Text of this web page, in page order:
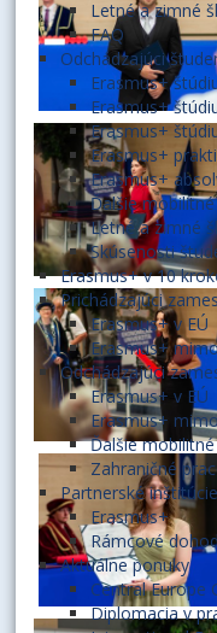
Letné a zimné
FAQ
Odchádzajúci
Erasmus+
Erasmus+
Erasmus+
Erasmus+
Erasmus+
Ďalšie
Letné a zimné
Skúsenosti
Erasmus+ v 10
Prichádzajúci
Erasmus+ v EÚ
Erasmus+
Odchádzajúci
Erasmus+ v EÚ
Erasmus+
Ďalšie
Zahraničné
Partnerské
Erasmus+
Rámcové
Aktuálne ponuky
Central Europe
Diplomacia v